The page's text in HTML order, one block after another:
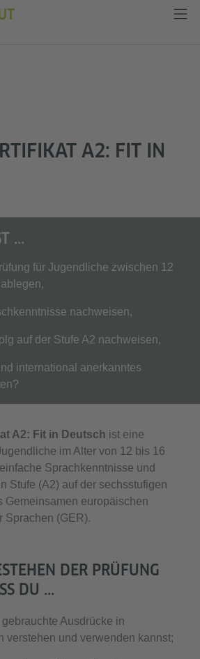
A2: FIT IN
...
für Jugendliche zwischen 12
nachweisen,
auf der Stufe A2 nachweisen,
international anerkanntes
A2: Fit in Deutsch ist eine
im Alter von 12 bis 16
Sprachkenntnisse und
Stufe (A2) auf der sechsstufigen
Gemeinsamen europäischen
Sprachen (GER).
DER PRÜFUNG
DU ...
Ausdrücke in
verstehen und verwenden kannst;